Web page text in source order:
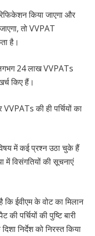
किया जाएगा और
तो VVPAT
है।
24 लाख VVPATs
किए हैं।
की ही पर्चियों का
में कई प्रश्न उठा चुके हैं
में विसंगतियों की सूचनाएं
कि ईवीएम के वोट का मिलान
की पर्चियों की पुष्टि बारी
निर्देश को निरस्त किया